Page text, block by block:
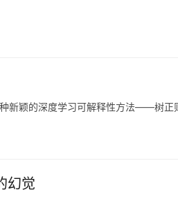
新颖的深度学习可解释性方法——树正
幻觉